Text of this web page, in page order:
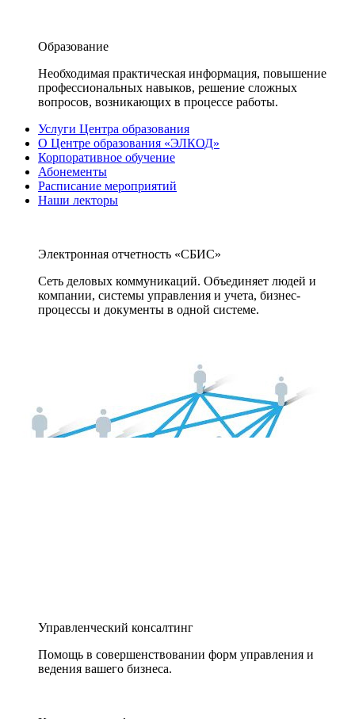
Образование
Необходимая практическая информация, повышение
профессиональных навыков, решение сложных
вопросов, возникающих в процессе работы.
Услуги Центра образования
О Центре образования «ЭЛКОД»
Корпоративное обучение
Абонементы
Расписание мероприятий
Наши лекторы
Электронная отчетность «СБИС»
Сеть деловых коммуникаций. Объединяет людей и
компании, системы управления и учета, бизнес-
процессы и документы в одной системе.
Управленческий консалтинг
Помощь в совершенствовании форм управления и
ведения вашего бизнеса.